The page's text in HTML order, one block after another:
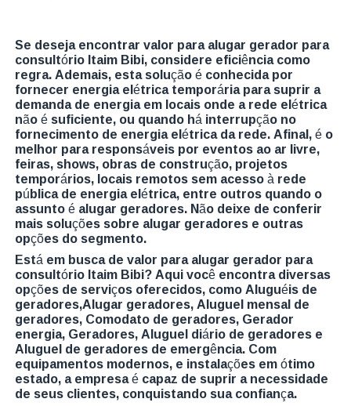
Se deseja encontrar valor para alugar gerador para
consultório Itaim Bibi, considere eficiência como
regra. Ademais, esta solução é conhecida por
fornecer energia elétrica temporária para suprir a
demanda de energia em locais onde a rede elétrica
não é suficiente, ou quando há interrupção no
fornecimento de energia elétrica da rede. Afinal, é o
melhor para responsáveis por eventos ao ar livre,
feiras, shows, obras de construção, projetos
temporários, locais remotos sem acesso à rede
pública de energia elétrica, entre outros quando o
assunto é alugar geradores. Não deixe de conferir
mais soluções sobre alugar geradores e outras
opções do segmento.
Está em busca de valor para alugar gerador para
consultório Itaim Bibi? Aqui você encontra diversas
opções de serviços oferecidos, como Aluguéis de
geradores,Alugar geradores, Aluguel mensal de
geradores, Comodato de geradores, Gerador
energia, Geradores, Aluguel diário de geradores e
Aluguel de geradores de emergência. Com
equipamentos modernos, e instalações em ótimo
estado, a empresa é capaz de suprir a necessidade
de seus clientes, conquistando sua confiança.